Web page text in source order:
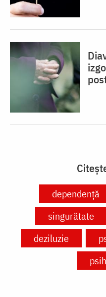
dependență
singurătate
deziluzie